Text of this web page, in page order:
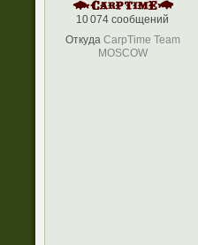
10 074 сообщений
Откуда CarpTime Team
MOSCOW